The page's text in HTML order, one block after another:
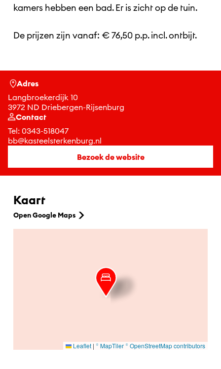
kamers hebben een bad. Er is zicht op de tuin.
De prijzen zijn vanaf: € 76,50 p.p. incl. ontbijt.
Adres
Langbroekerdijk 10
3972 ND Driebergen-Rijsenburg
Contact
Tel: 0343-518047
bb@kasteelsterkenburg.nl
Bezoek de website
Kaart
Open Google Maps
Leaflet | © MapTiler© OpenStreetMap contributors